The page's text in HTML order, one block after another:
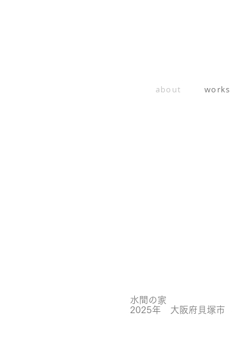
about works
水間の家
2025年 大阪府貝塚市